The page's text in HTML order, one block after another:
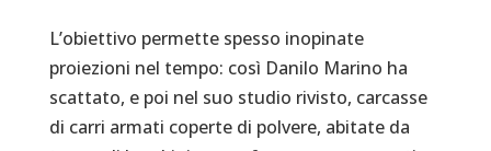
L’obiettivo permette spesso inopinate
proiezioni nel tempo: così Danilo Marino ha
scattato, e poi nel suo studio rivisto, carcasse
di carri armati coperte di polvere, abitate da